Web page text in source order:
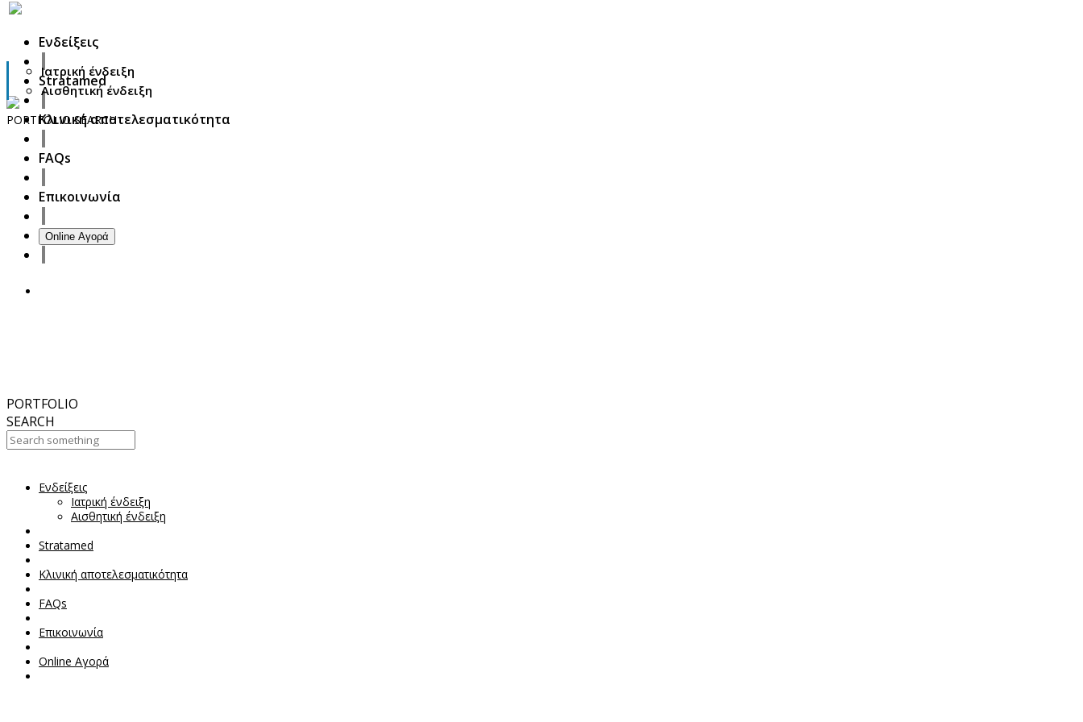
PORTFOLIO SEARCH
October
ISDS Bangkok 2017
October
Dasil 6th World Congress Shanghai 2017
ISSAKS New York 2017
PORTFOLIO
SEARCH
Your Cart Is Empty!
Ενδείξεις
Ιατρική ένδειξη
Αισθητική ένδειξη
Stratamed
Κλινική αποτελεσματικότητα
FAQs
Επικοινωνία
Online Αγορά
Ενδείξεις
Ιατρική ένδειξη
Αισθητική ένδειξη
Stratamed
Κλινική αποτελεσματικότητα
FAQs
Επικοινωνία
Online Αγορά